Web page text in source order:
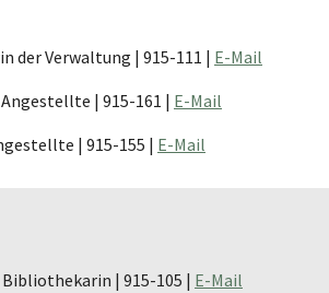
der Verwaltung | 915-111 | E-Mail
| 915-161 | E-Mail
| 915-155 | E-Mail
Bibliothekarin | 915-105 | E-Mail